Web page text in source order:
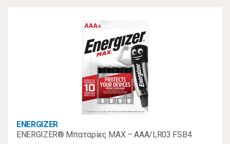
ENERGIZER
ENERGIZER® Μπαταρίες MAX – AAA/LR03 FSB4